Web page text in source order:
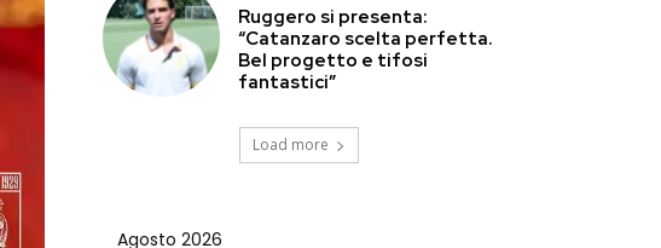
Ruggero si presenta:
“Catanzaro scelta perfetta.
Bel progetto e tifosi
fantastici”
Load more
Agosto 2026